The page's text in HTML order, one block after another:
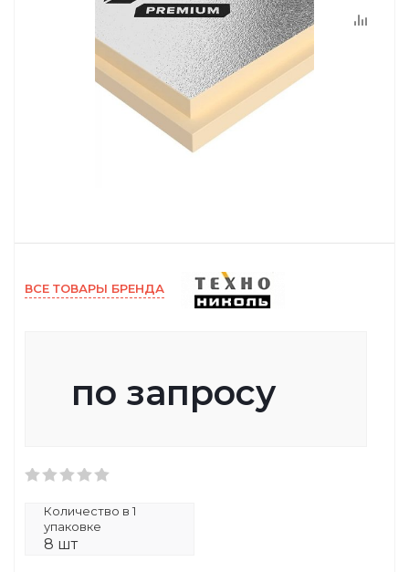
ВСЕ ТОВАРЫ БРЕНДА
по запросу
Количество в 1
упаковке
8 шт